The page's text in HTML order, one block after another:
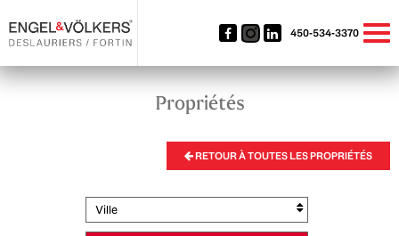
450-534-3370
Propriétés
RETOUR À TOUTES LES PROPRIÉTÉS
Ville